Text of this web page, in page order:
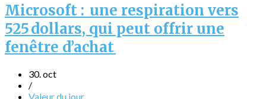
Microsoft : une respiration vers
525 dollars, qui peut offrir une
fenêtre d’achat
30. oct
/
Valeur du jour